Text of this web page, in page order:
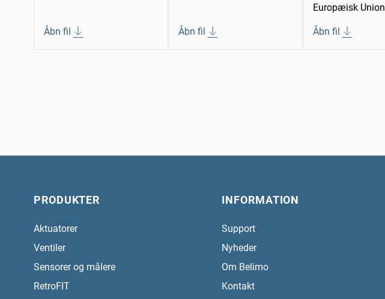
Åbn fil Åbn fil
Europæisk Union
Åbn fil
PRODUKTER
Aktuatorer
Ventiler
Sensorer og målere
RetroFIT
INFORMATION
Support
Nyheder
Om Belimo
Kontakt